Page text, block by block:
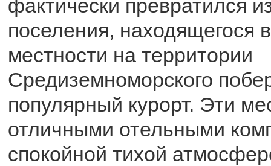
фактически превратился
поселения, находящегося
местности на территории
Средиземноморского
популярный курорт. Эти
отличными отельными
спокойной тихой